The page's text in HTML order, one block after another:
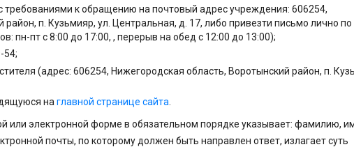
требованиями к обращению на почтовый адрес учреждения: 606254,
п. Кузьмияр, ул. Центральная, д. 17, либо привезти письмо лично по
пн-пт с 8:00 до 17:00, , перерыв на обед с 12:00 до 13:00);
54;
(адрес: 606254, Нижегородская область, Воротынский район, п.
наглавной странице сайта
или электронной форме в обязательном порядке указывает: фамилию,
почты, по которому должен быть направлен ответ, излагает суть